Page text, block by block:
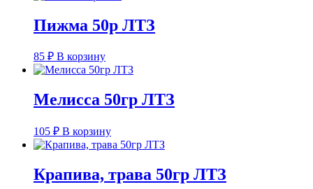
Пижма 50р ЛТЗ
85 ₽ В корзину
Мелисса 50гр ЛТЗ
105 ₽ В корзину
Крапива, трава 50гр ЛТЗ